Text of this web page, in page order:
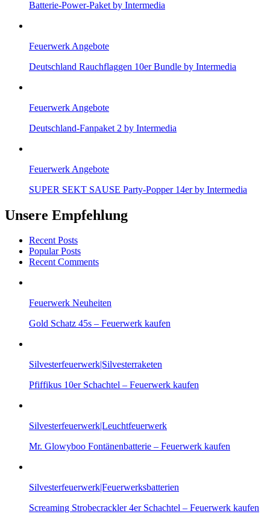
Batterie-Power-Paket by Intermedia
Feuerwerk Angebote
Deutschland Rauchflaggen 10er Bundle by Intermedia
Feuerwerk Angebote
Deutschland-Fanpaket 2 by Intermedia
Feuerwerk Angebote
SUPER SEKT SAUSE Party-Popper 14er by Intermedia
Unsere Empfehlung
Recent Posts
Popular Posts
Recent Comments
Feuerwerk Neuheiten
Gold Schatz 45s – Feuerwerk kaufen
Silvesterfeuerwerk|Silvesterraketen
Pfiffikus 10er Schachtel – Feuerwerk kaufen
Silvesterfeuerwerk|Leuchtfeuerwerk
Mr. Glowyboo Fontänenbatterie – Feuerwerk kaufen
Silvesterfeuerwerk|Feuerwerksbatterien
Screaming Strobecrackler 4er Schachtel – Feuerwerk kaufen